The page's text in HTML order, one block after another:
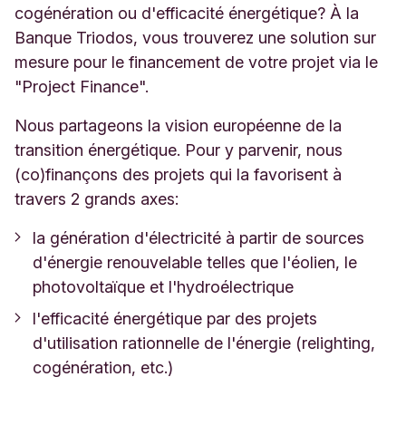
cogénération ou d'efficacité énergétique? À la
Banque Triodos, vous trouverez une solution sur
mesure pour le financement de votre projet via le
"Project Finance".
Nous partageons la vision européenne de la
transition énergétique. Pour y parvenir, nous
(co)finançons des projets qui la favorisent à
travers 2 grands axes:
la génération d'électricité à partir de sources
d'énergie renouvelable telles que l'éolien, le
photovoltaïque et l'hydroélectrique
l'efficacité énergétique par des projets
d'utilisation rationnelle de l'énergie (relighting,
cogénération, etc.)